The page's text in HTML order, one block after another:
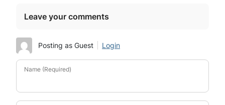
Leave your comments
Posting as Guest Login
Name (Required)